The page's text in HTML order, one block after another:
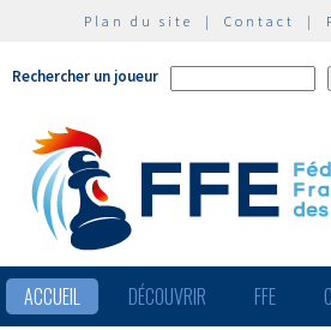
Plan du site | Contact |
Rechercher un joueur
ACCUEIL DÉCOUVRIR FFE